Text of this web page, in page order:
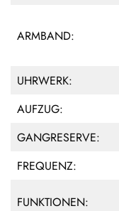
ARMBAND:
UHRWERK:
AUFZUG:
GANGRESERVE:
FREQUENZ:
FUNKTIONEN: